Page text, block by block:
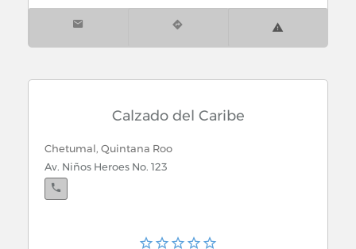
Casas y Departamentos Amueblados
Casetas Prefabricadas
Casetas y Carroserias para Vehiculos
Celulares
Calzado del Caribe
Chetumal, Quintana Roo
Av. Niños Heroes No. 123